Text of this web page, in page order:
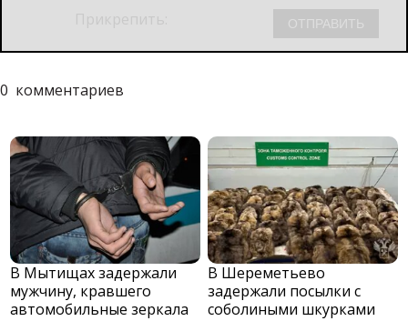
0 комментариев
В Мытищах задержали
мужчину, кравшего
автомобильные зеркала
В Шереметьево
задержали посылки с
соболиными шкурками